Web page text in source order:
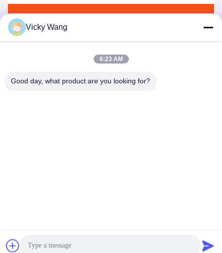
Film Leverancier. Copyright © 2018-2026 Shenzhen Tunsing
Plastic Products Co., Ltd. . Alle rechten voorbehoudena.
Vicky Wang
6:23 AM
Good day, what product are you looking for?